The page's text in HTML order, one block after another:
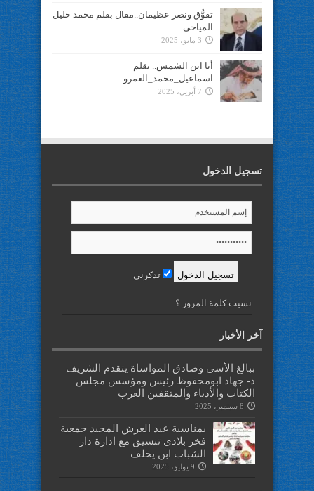
تفوُّق ونصر عظيمان..مقال بقلم محمد خليل
المياحي
3 مايو، 2025
أنا ابن الشمس.. بقلم
اسماعيل_محمد_العمرو
7 أبريل، 2025
تسجيل الدخول
تذكرني
نسيت كلمة المرور ؟
آخر الأخبار
ببالغ الأسى وصادق المواساة يتقدم الشريف
د- جهاد ابومحفوظ رئيس ومؤسس مجلس
الكتاب والأدباء والمثقفين العرب
8 سبتمبر، 2025
بمناسبة عيد العرش المجيد جمعية
فخر بلادي تنسيق مع ادارة دار
الشباب ابن يخلف
9 يوليو، 2025